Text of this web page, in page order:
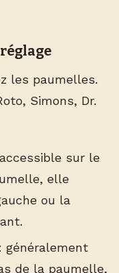
réglage
les paumelles.
Simons, Dr.
sur le
elle
ou la
de la paumelle,